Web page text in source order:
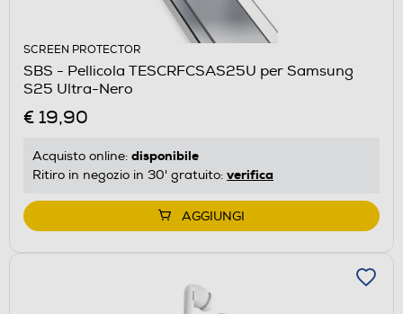
SCREEN PROTECTOR
SBS - Pellicola TESCRFCSAS25U per Samsung
S25 Ultra-Nero
€ 19,90
Acquisto online: disponibile
Ritiro in negozio in 30' gratuito: verifica
AGGIUNGI